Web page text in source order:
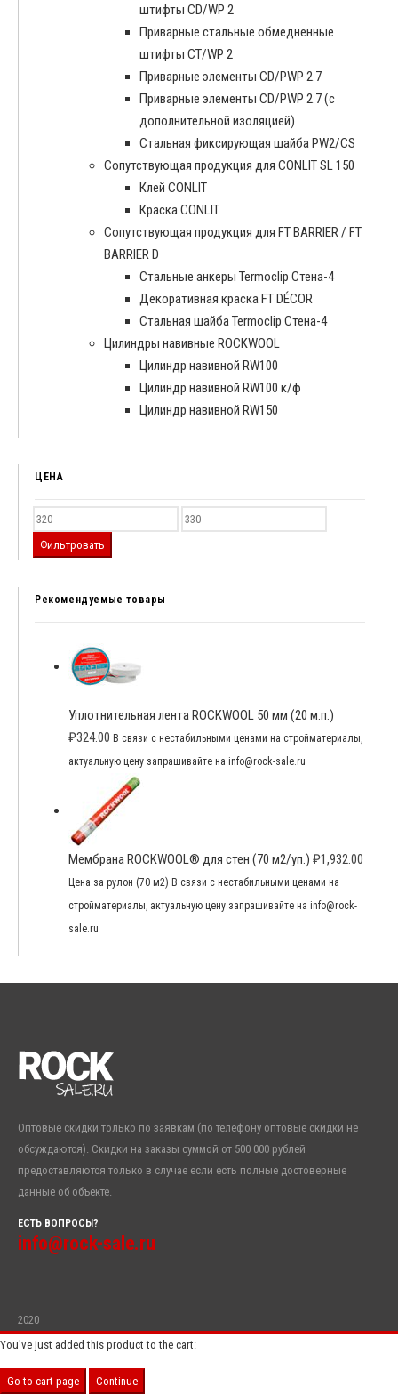
штифты CD/WP 2
Приварные стальные обмедненные
штифты CT/WP 2
Приварные элементы CD/PWP 2.7
Приварные элементы CD/PWP 2.7 (с
дополнительной изоляцией)
Стальная фиксирующая шайба PW2/CS
Сопутствующая продукция для CONLIT SL 150
Клей CONLIT
Краска CONLIT
Сопутствующая продукция для FT BARRIER / FT
BARRIER D
Cтальные анкеры Termoclip Стена-4
Декоративная краска FT DÉCOR
Стальная шайба Termoclip Стена-4
Цилиндры навивные ROCKWOOL
Цилиндр навивной RW100
Цилиндр навивной RW100 к/ф
Цилиндр навивной RW150
ЦЕНА
Фильтровать
Рекомендуемые товары
Уплотнительная лента ROCKWOOL 50 мм (20 м.п.)
₽324.00 В связи с нестабильными ценами на стройматериалы,
актуальную цену запрашивайте на info@rock-sale.ru
Мембрана ROCKWOOL® для стен (70 м2/уп.) ₽1,932.00
Цена за рулон (70 м2) В связи с нестабильными ценами на
стройматериалы, актуальную цену запрашивайте на info@rock-
sale.ru
Оптовые скидки только по заявкам (по телефону оптовые скидки не
обсуждаются). Скидки на заказы суммой от 500 000 рублей
предоставляются только в случае если есть полные достоверные
данные об объекте.
ЕСТЬ ВОПРОСЫ?
info@rock-sale.ru
2020
You've just added this product to the cart:
Go to cart page Continue